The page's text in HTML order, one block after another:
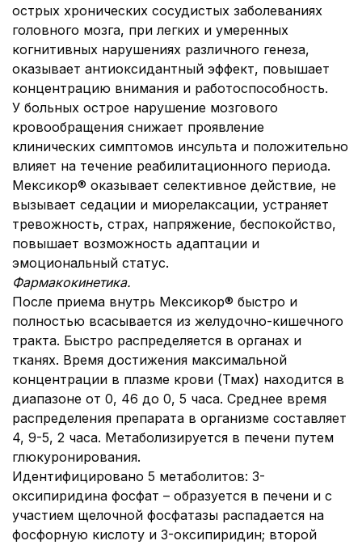
острых хронических сосудистых заболеваниях
головного мозга, при легких и умеренных
когнитивных нарушениях различного генеза,
оказывает антиоксидантный эффект, повышает
концентрацию внимания и работоспособность.
У больных острое нарушение мозгового
кровообращения снижает проявление
клинических симптомов инсульта и положительно
влияет на течение реабилитационного периода.
Мексикор® оказывает селективное действие, не
вызывает седации и миорелаксации, устраняет
тревожность, страх, напряжение, беспокойство,
повышает возможность адаптации и
эмоциональный статус.
Фармакокинетика.
После приема внутрь Мексикор® быстро и
полностью всасывается из желудочно-кишечного
тракта. Быстро распределяется в органах и
тканях. Время достижения максимальной
концентрации в плазме крови (Тмах) находится в
диапазоне от 0, 46 до 0, 5 часа. Среднее время
распределения препарата в организме составляет
4, 9-5, 2 часа. Метаболизируется в печени путем
глюкуронирования.
Идентифицировано 5 метаболитов: 3-
оксипиридина фосфат – образуется в печени и с
участием щелочной фосфатазы распадается на
фосфорную кислоту и 3-оксипиридин; второй